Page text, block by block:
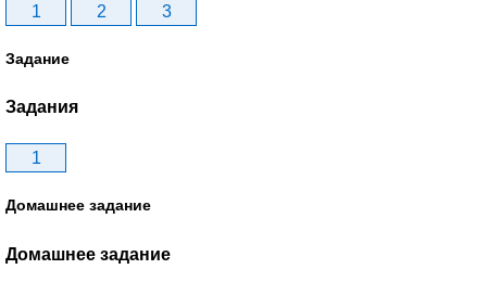
1 2 3
Задание
Задания
1
Домашнее задание
Домашнее задание